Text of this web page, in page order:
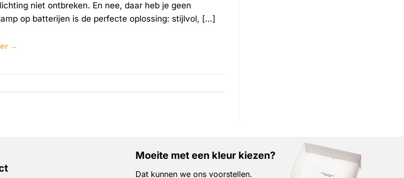
niet ontbreken. En nee, daar heb je geen
op batterijen is de perfecte oplossing: stijlvol, […]
→
Moeite met een kleur kiezen?
Dat kunnen we ons voorstellen.